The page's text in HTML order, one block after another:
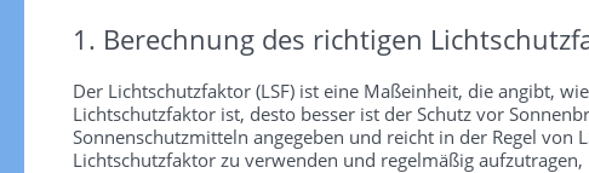
1. Berechnung des richtigen
Der Lichtschutzfaktor (LSF) ist eine Maßeinheit, die angibt,
Lichtschutzfaktor ist, desto besser ist der Schutz vor
Sonnenschutzmitteln angegeben und reicht in der Regel von
Lichtschutzfaktor zu verwenden und regelmäßig